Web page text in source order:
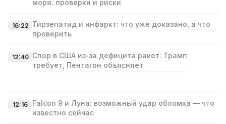
моря: проверки и риски
16:22 Тирзепатид и инфаркт: что уже доказано, а что
проверить
12:40 Спор в США из‑за дефицита ракет: Трамп
требует, Пентагон объясняет
12:16
Falcon 9 и Луна: возможный удар обломка — что
известно сейчас